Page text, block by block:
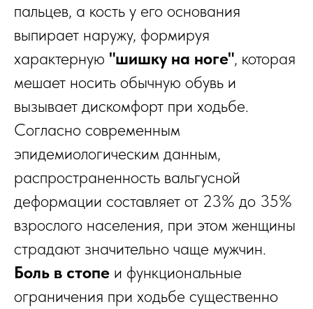
пальцев, а кость у его основания
выпирает наружу, формируя
характерную "шишку на ноге", которая
мешает носить обычную обувь и
вызывает дискомфорт при ходьбе.
Согласно современным
эпидемиологическим данным,
распространенность вальгусной
деформации составляет от 23% до 35%
взрослого населения, при этом женщины
страдают значительно чаще мужчин.
Боль в стопе и функциональные
ограничения при ходьбе существенно